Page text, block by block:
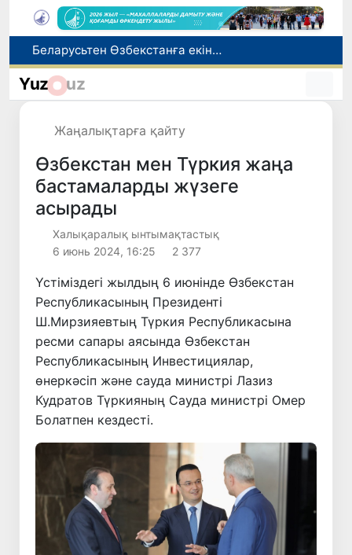
Адам саудасынан зардап шеккен азаматтар әлеуметтік қызметтермен қамтылады
Тарихи күн: Өзбекстанның «Самарқант-2028» жасанды серігі орбитаға сәтті шығарылды
Yuz uz
Жаңалықтарға қайту
Өзбекстан мен Түркия жаңа
бастамаларды жүзеге
асырады
Халықаралық ынтымақтастық
6 июнь 2024, 16:25
2 377
Үстіміздегі жылдың 6 июнінде Өзбекстан
Республикасының Президенті
Ш.Мирзияевтың Түркия Республикасына
ресми сапары аясында Өзбекстан
Республикасының Инвестициялар,
өнеркәсіп және сауда министрі Лазиз
Кудратов Түркияның Сауда министрі Омер
Болатпен кездесті.